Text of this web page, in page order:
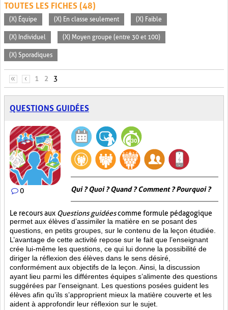
TOUTES LES FICHES (48)
(X) Équipe (X) En classe seulement (X) Faible
(X) Individuel (X) Moyen groupe (entre 30 et 100)
(X) Sporadiques
PAGES
« ‹ 1 2 3
QUESTIONS GUIDÉES
0 Qui ? Quoi ? Quand ? Comment ? Pourquoi ?
Le recours aux Questions guidéescomme formule pédagogique
permet aux élèves d’assimiler la matière en se posant des
questions, en petits groupes, sur le contenu de la leçon étudiée.
L’avantage de cette activité repose sur le fait que l’enseignant
crée lui-même les questions, ce qui lui donne la possibilité de
diriger la réflexion des élèves dans le sens désiré,
conformément aux objectifs de la leçon. Ainsi, la discussion
ayant lieu parmi les différentes équipes s’alimente des questions
suggérées par l’enseignant. Les questions posées guident les
élèves afin qu’ils s’approprient mieux la matière couverte et les
aident à approfondir leur réflexion sur le sujet.